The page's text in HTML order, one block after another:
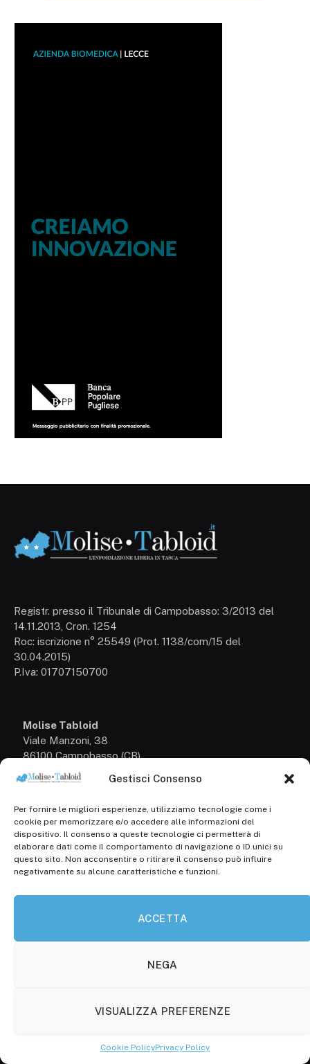
Gestisci Consenso
Per fornire le migliori esperienze, utilizziamo tecnologie come i
cookie per memorizzare e/o accedere alle informazioni del
dispositivo. Il consenso a queste tecnologie ci permetterà di
elaborare dati come il comportamento di navigazione o ID unici su
questo sito. Non acconsentire o ritirare il consenso può influire
negativamente su alcune caratteristiche e funzioni.
ACCETTA
NEGA
VISUALIZZA PREFERENZE
Cookie PolicyPrivacy Policy
Registr. presso il Tribunale di Campobasso: 3/2013 del
14.11.2013, Cron. 1254
Roc: iscrizione n° 25549 (Prot. 1138/com/15 del
30.04.2015)
P.Iva: 01707150700
Molise Tabloid
Viale Manzoni, 38
86100 Campobasso (CB)
+39 3333169466
Scrivici a:
info@molisetabloid.it
commerciale@molisetabloid.it
Disclaimer